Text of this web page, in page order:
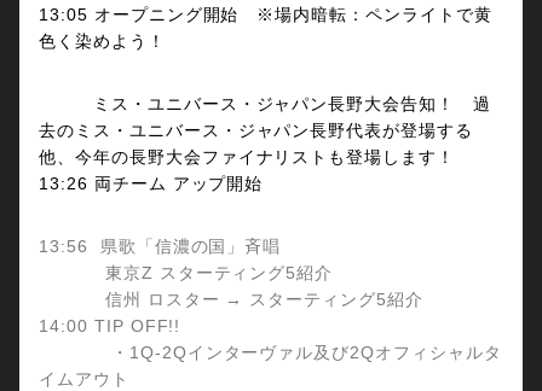
13:05 オープニング開始 ※場内暗転：ペンライトで黄
色く染めよう！
ミス・ユニバース・ジャパン長野大会告知！ 過
去のミス・ユニバース・ジャパン長野代表が登場する
他、今年の長野大会ファイナリストも登場します！
13:26 両チーム アップ開始
13:56 県歌「信濃の国」斉唱
東京Z スターティング5紹介
信州 ロスター → スターティング5紹介
14:00 TIP OFF!!
・1Q-2Qインターヴァル及び2Qオフィシャルタ
イムアウト